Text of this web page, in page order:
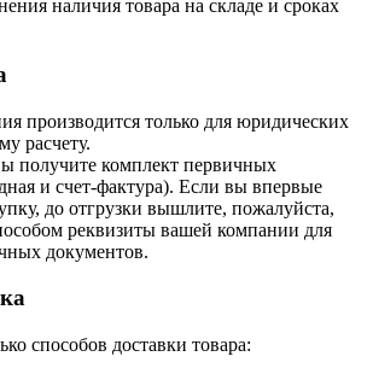
наличия товара на складе и сроках
производится только для юридических
расчету.
получите комплект первичных
и счет-фактура). Если вы впервые
до отгрузки вышлите, пожалуйста,
реквизиты вашей компании для
документов.
способов доставки товара: